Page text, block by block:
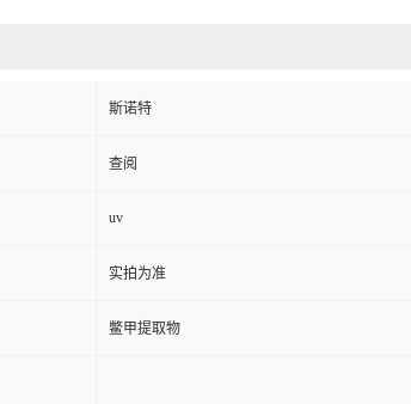
斯诺特
查阅
uv
实拍为准
鳖甲提取物